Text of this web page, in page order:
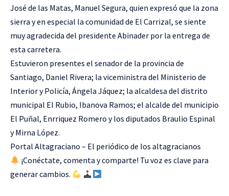
José de las Matas, Manuel Segura, quien expresó que la zona
sierra y en especial la comunidad de El Carrizal, se siente
muy agradecida del presidente Abinader por la entrega de
esta carretera.
Estuvieron presentes el senador de la provincia de
Santiago, Daniel Rivera; la viceministra del Ministerio de
Interior y Policía, Ángela Jáquez; la alcaldesa del distrito
municipal El Rubio, Ibanova Ramos; el alcalde del municipio
El Puñal, Enrriquez Romero y los diputados Braulio Espinal
y Mirna López.
Portal Altagraciano – El periódico de los altagracianos
¡Conéctate, comenta y comparte! Tu voz es clave para
generar cambios.